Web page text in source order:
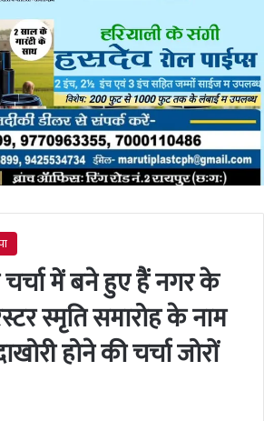
में बने हुए हैं नगर के
स्मृति समारोह के नाम
होने की चर्चा जोरों